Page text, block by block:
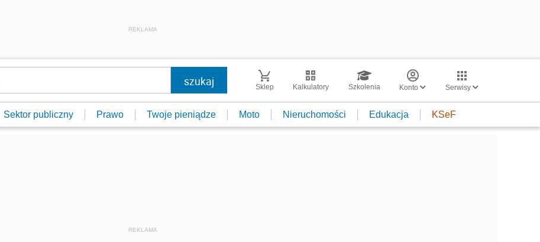
REKLAMA
Sklep Kalkulatory Szkolenia Konto Serwisy
Sektor publiczny Prawo Twoje pieniądze Moto Nieruchomości Edukacja KSeF